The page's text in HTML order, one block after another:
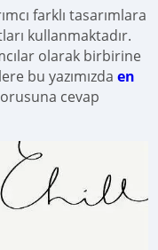
farklı tasarımlara
kullanmaktadır.
olarak birbirine
bu yazımızdaen
cevap